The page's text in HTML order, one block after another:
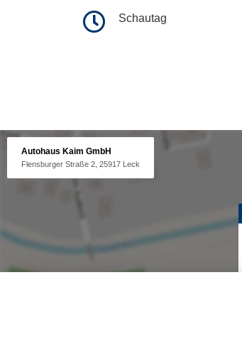
Schautag
Autohaus Kaim GmbH
Flensburger Straße 2, 25917 Leck